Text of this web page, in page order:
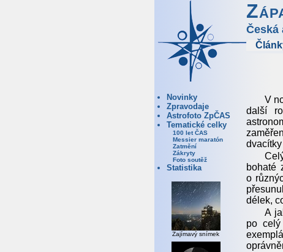
Česká
Novinky
Zpravodaje
Astrofoto ZpČAS
Tematické celky
100 let ČAS
Messier maratón
Zatmění
Zákryty
Foto soutěž
Statistika
Zajímavý snímek
V
další
bohaté
o
délek,
A
po